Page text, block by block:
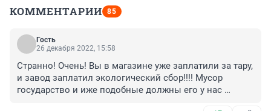
КОММЕНТАРИИ 85
Гость
26 декабря 2022, 15:58
Странно! Очень! Вы в магазине уже заплатили за тару,
и завод заплатил экологический сбор!!!! Мусор
государство и иже подобные должны его у нас